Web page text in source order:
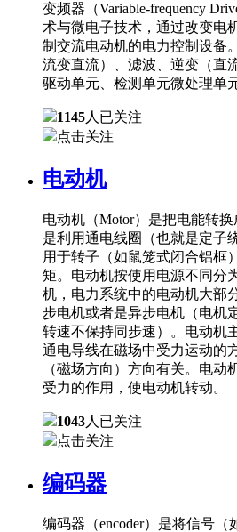
变频器（Variable-frequency
术与微电子技术，通过改变电
制交流电动机的电力控制设备
流变直流）、滤波、逆变（直
驱动单元、检测单元微处理单
1145人已关注
点击关注
电动机
电动机（Motor）是把电能转
是利用通电线圈（也就是定子
用于转子（如鼠笼式闭合铝框
矩。电动机按使用电源不同分
机，电力系统中的电动机大部
步电机或者是异步电机（电机
转速不保持同步速）。电动机
通电导线在磁场中受力运动的
（磁场方向）方向有关。电动
受力的作用，使电动机转动。
1043人已关注
点击关注
编码器
编码器（encoder）是将信号